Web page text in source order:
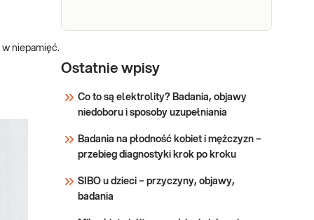
niepamięć.
kompleksoweMężczyzn Wskazany: →
stanu zdrowia ##
Sprawdź
Ostatnie wpisy
Co to są elektrolity? Badania, objawy
niedoboru i sposoby uzupełniania
Badania na płodność kobiet i mężczyzn –
przebieg diagnostyki krok po kroku
SIBO u dzieci – przyczyny, objawy,
badania